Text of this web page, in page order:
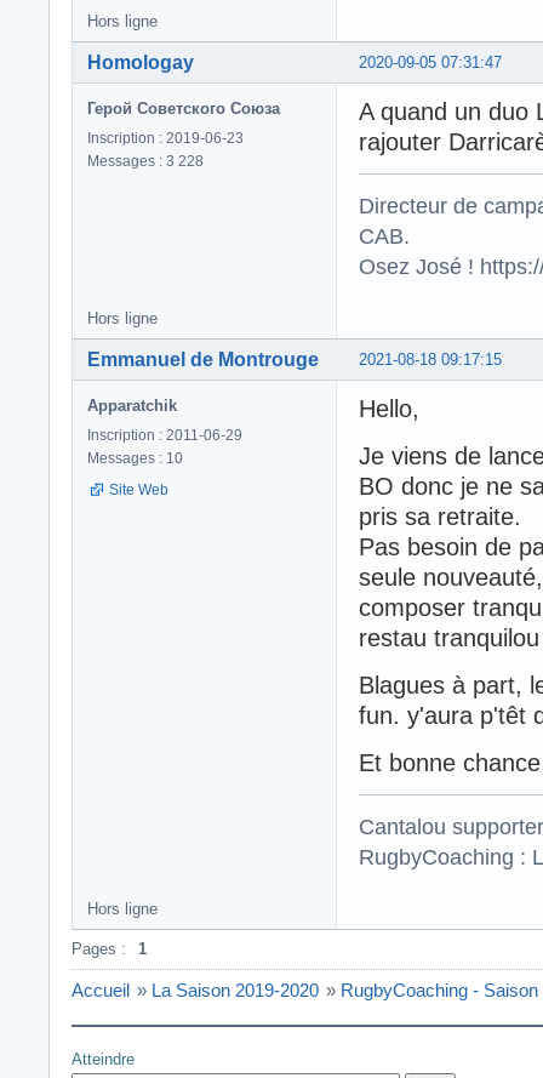
Hors ligne
2020-09-05 07:31:47
Homologay
Герой Советского Союза
Inscription : 2019-06-23
Messages : 3 228
A quand un duo
rajouter
Directeur de
CAB.
Osez José !
Hors ligne
2021-08-18 09:17:15
Emmanuel de Montrouge
Apparatchik
Inscription : 2011-06-29
Messages : 10
Site Web
Hello,
Je viens de
BO donc je ne
pris sa retraite.
Pas besoin de
seule
composer
restau
Blagues à part,
fun. y'aura p'têt
Et bonne
Cantalou
RugbyCoaching :
Hors ligne
Pages : 1
Accueil » La Saison 2019-2020 » RugbyCoaching -
Atteindre